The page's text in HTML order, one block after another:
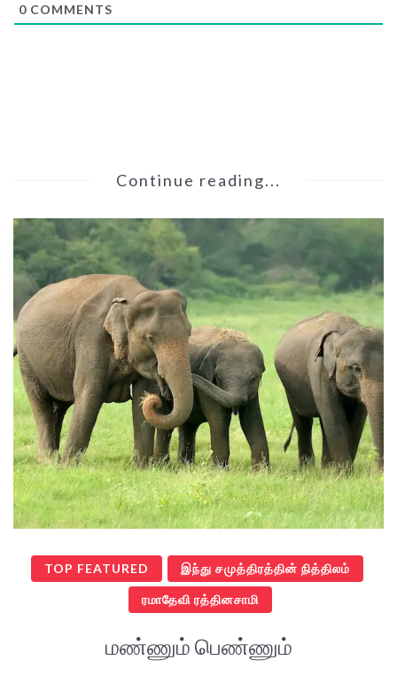
0 COMMENTS
Continue reading...
TOP FEATURED இந்து சமுத்திரத்தின் நித்திலம்
ரமாதேவி ரத்தினசாமி
மண்ணும் பெண்ணும்